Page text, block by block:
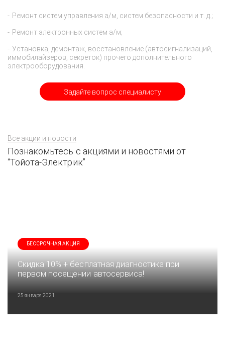
Задайте вопрос специалисту
Ремонт систем управления а/м, систем безопасности и т. д.;
Ремонт электронных систем а/м;
Установка, демонтаж, восстановление (автосигнализаций,
иммобилайзеров, секреток) прочего дополнительного
электрооборудования.
Все акции и новости
Познакомьтесь с акциями и новостями от
“Тойота-Электрик”
БЕССРОЧНАЯ АКЦИЯ
Скидка 10% + бесплатная диагностика при
первом посещении автосервиса!
25 января 2021